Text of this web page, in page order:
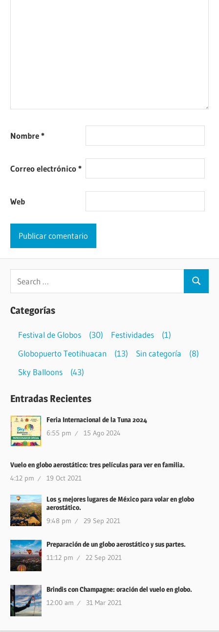
Nombre*
Correo electrónico*
Web
Categorías
Festival de Globos (30) Festividades
(1)
Globopuerto Teotihuacan
(13) Sin categoría
(8)
Sky Balloons
(43)
Entradas Recientes
Feria Internacional de la Tuna 2024
6:55 pm 15 Ago 2024
Vuelo en globo aerostático: tres películas para ver en familia.
4:12 pm 19 Oct 2021
Los 5 mejores lugares de México para volar en globo
aerostático.
9:48 pm 29 Sep 2021
Preparación de un globo aerostático y sus partes.
11:12 pm 22 Sep 2021
Brindis con Champagne: oración del vuelo en globo.
12:00 am 31 Mar 2021